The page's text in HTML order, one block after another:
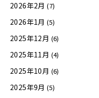
2026年2月 (7)
2026年1月 (5)
2025年12月 (6)
2025年11月 (4)
2025年10月 (6)
2025年9月 (5)